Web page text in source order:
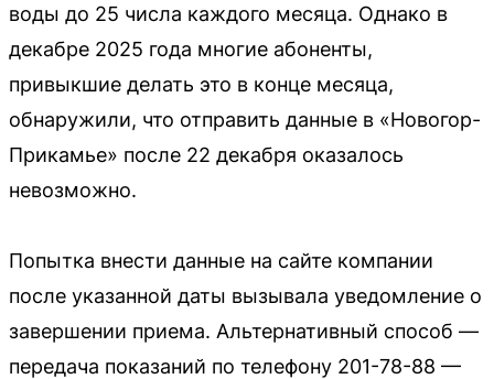
воды до 25 числа каждого месяца. Однако в
декабре 2025 года многие абоненты,
привыкшие делать это в конце месяца,
обнаружили, что отправить данные в «Новогор-
Прикамье» после 22 декабря оказалось
невозможно.
Попытка внести данные на сайте компании
после указанной даты вызывала уведомление о
завершении приема. Альтернативный способ —
передача показаний по телефону 201-78-88 —